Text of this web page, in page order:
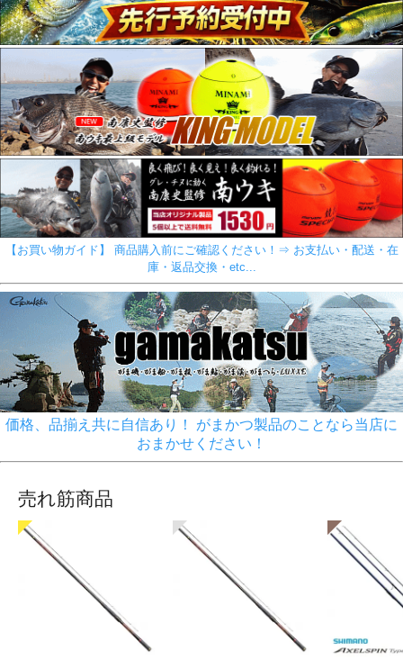
【お買い物ガイド】 商品購入前にご確認ください！⇒ お支払い・配送・在
庫・返品交換・etc...
価格、品揃え共に自信あり！ がまかつ製品のことなら当店に
おまかせください！
売れ筋商品